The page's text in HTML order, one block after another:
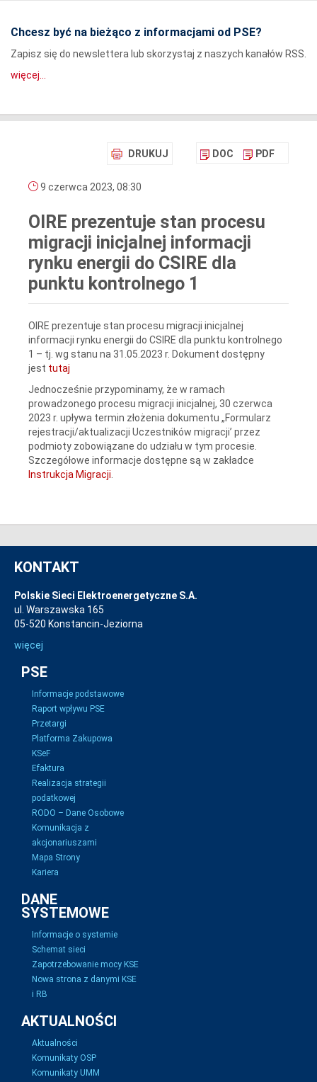
Chcesz być na bieżąco z informacjami od PSE?
Zapisz się do newslettera lub skorzystaj z naszych kanałów RSS.
więcej...
DRUKUJ DOC PDF
9 czerwca 2023, 08:30
OIRE prezentuje stan procesu
migracji inicjalnej informacji
rynku energii do CSIRE dla
punktu kontrolnego 1
OIRE prezentuje stan procesu migracji inicjalnej
informacji rynku energii do CSIRE dla punktu kontrolnego
1 – tj. wg stanu na 31.05.2023 r. Dokument dostępny
jest tutaj
Jednocześnie przypominamy, że w ramach
prowadzonego procesu migracji inicjalnej, 30 czerwca
2023 r. upływa termin złożenia dokumentu „Formularz
rejestracji/aktualizacji Uczestników migracji’ przez
podmioty zobowiązane do udziału w tym procesie.
Szczegółowe informacje dostępne są w zakładce
Instrukcja Migracji
KONTAKT
Polskie Sieci Elektroenergetyczne S.A.
ul. Warszawska 165
05-520 Konstancin-Jeziorna
więcej
PSE
Informacje podstawowe
Raport wpływu PSE
Przetargi
Platforma Zakupowa
KSeF
Efaktura
Realizacja strategii
podatkowej
RODO – Dane Osobowe
Komunikacja z
akcjonariuszami
Mapa Strony
Kariera
DANE
SYSTEMOWE
Informacje o systemie
Schemat sieci
Zapotrzebowanie mocy KSE
Nowa strona z danymi KSE
i RB
AKTUALNOŚCI
Aktualności
Komunikaty OSP
Komunikaty UMM